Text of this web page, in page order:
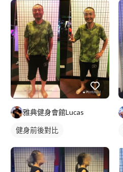
雅典健身會館Lucas
健身前後對比